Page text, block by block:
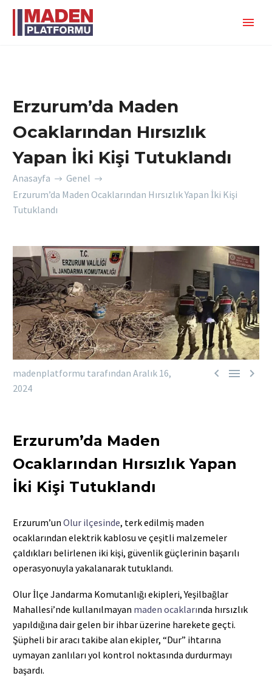
Erzurum’da Maden
Ocaklarından Hırsızlık
Yapan İki Kişi Tutuklandı
Anasayfa
Genel
Erzurum’da Maden Ocaklarından Hırsızlık Yapan İki Kişi
Tutuklandı
  
madenplatformu tarafından Aralık 16,
2024
Erzurum’da Maden
Ocaklarından Hırsızlık Yapan
İki Kişi Tutuklandı
Erzurum’un Olur ilçesinde, terk edilmiş maden
ocaklarından elektrik kablosu ve çeşitli malzemeler
çaldıkları belirlenen iki kişi, güvenlik güçlerinin başarılı
operasyonuyla yakalanarak tutuklandı.
Olur İlçe Jandarma Komutanlığı ekipleri, Yeşilbağlar
Mahallesi’nde kullanılmayan maden ocaklarında hırsızlık
yapıldığına dair gelen bir ihbar üzerine harekete geçti.
Şüpheli bir aracı takibe alan ekipler, “Dur” ihtarına
uymayan zanlıları yol kontrol noktasında durdurmayı
başardı.